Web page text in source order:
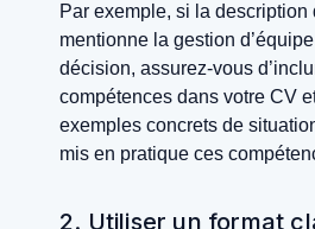
Par exemple, si la description
mentionne la gestion
décision, assurez-vous
compétences dans votre CV
exemples concrets de
mis en pratique ces
2. Utiliser un format